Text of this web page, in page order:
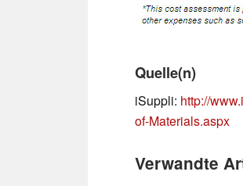
Quelle(n)
iSuppli: http://
of-Materials.aspx
Verwandte